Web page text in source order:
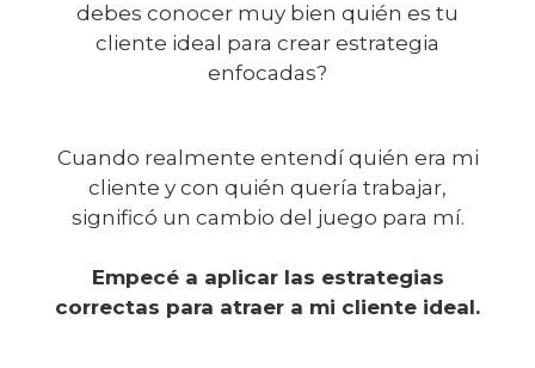
debes conocer muy bien quién es tu
cliente ideal para crear estrategia
enfocadas?
Cuando realmente entendí quién era mi
cliente y con quién quería trabajar,
significó un cambio del juego para mí.
Empecé a aplicar las estrategias
correctas para atraer a mi cliente ideal.